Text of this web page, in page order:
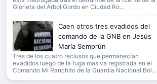
Glorieta del Árbol Gordo en Ciudad Ro...
Caen otros tres evadidos del
comando de la GNB en Jesús
María Semprún
Tres de los cuatro reclusos que permanecían
evadidos luego de la fuga masiva registrada en el
Comando Mi Ranchito de la Guardia Nacional Bol...